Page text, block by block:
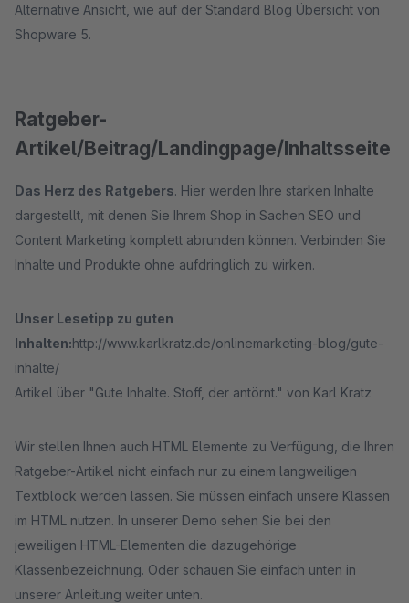
Alternative Ansicht, wie auf der Standard Blog Übersicht von
Shopware 5.
Ratgeber-
Artikel/Beitrag/Landingpage/Inhaltsseite
Das Herz des Ratgebers. Hier werden Ihre starken Inhalte
dargestellt, mit denen Sie Ihrem Shop in Sachen SEO und
Content Marketing komplett abrunden können. Verbinden Sie
Inhalte und Produkte ohne aufdringlich zu wirken.
Unser Lesetipp zu guten
Inhalten:http://www.karlkratz.de/onlinemarketing-blog/gute-
inhalte/
Artikel über "Gute Inhalte. Stoff, der antörnt." von Karl Kratz
Wir stellen Ihnen auch HTML Elemente zu Verfügung, die Ihren
Ratgeber-Artikel nicht einfach nur zu einem langweiligen
Textblock werden lassen. Sie müssen einfach unsere Klassen
im HTML nutzen. In unserer Demo sehen Sie bei den
jeweiligen HTML-Elementen die dazugehörige
Klassenbezeichnung. Oder schauen Sie einfach unten in
unserer Anleitung weiter unten.